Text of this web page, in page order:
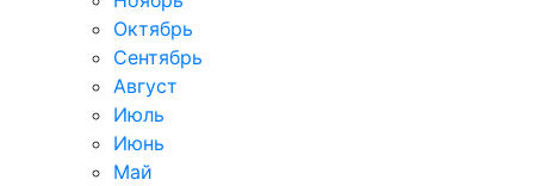
Октябрь
Сентябрь
Август
Июль
Июнь
Май